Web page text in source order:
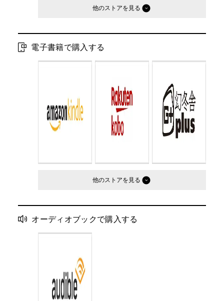
他のストア
電子書籍で購入する
他のストア
オーディオブックで購入する